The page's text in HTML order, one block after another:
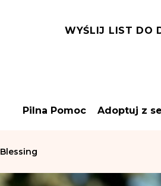
WYŚLIJ LIST DO
Pilna Pomoc Adoptuj z
Blessing